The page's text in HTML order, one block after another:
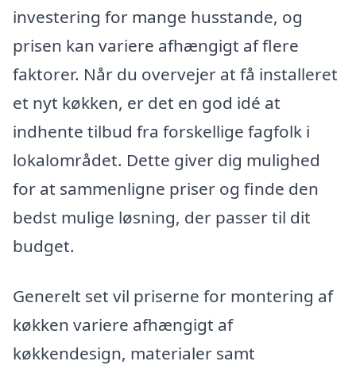
investering for mange husstande, og
prisen kan variere afhængigt af flere
faktorer. Når du overvejer at få installeret
et nyt køkken, er det en god idé at
indhente tilbud fra forskellige fagfolk i
lokalområdet. Dette giver dig mulighed
for at sammenligne priser og finde den
bedst mulige løsning, der passer til dit
budget.
Generelt set vil priserne for montering af
køkken variere afhængigt af
køkkendesign, materialer samt